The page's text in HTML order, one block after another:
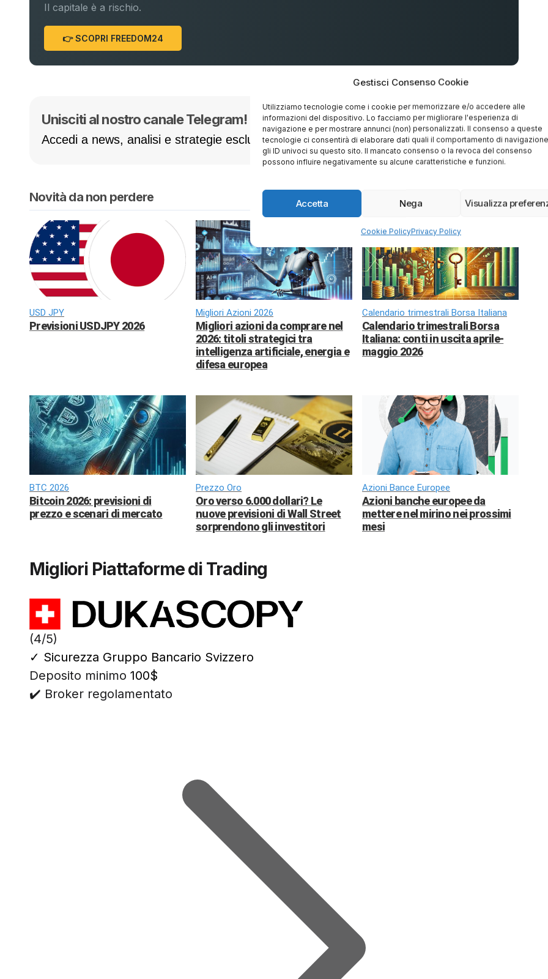
Gestisci Consenso Cookie
Utilizziamo tecnologie come i cookie per memorizzare e/o accedere alle
informazioni del dispositivo. Lo facciamo per migliorare l'esperienza di
navigazione e per mostrare annunci (non) personalizzati. Il consenso a queste
tecnologie ci consentirà di elaborare dati quali il comportamento di
gli ID univoci su questo sito. Il mancato consenso o la revoca del consenso
possono influire negativamente su alcune caratteristiche e funzioni.
Accetta Nega Visualizza
Cookie PolicyPrivacy Policy
Il capitale è a rischio.
👉 SCOPRI FREEDOM24
Unisciti al nostro canale Telegram! 🚀
Accedi a news, analisi e strategie esclusive per i tuoi investimenti 💹
Novità da non perdere
USD JPY
Previsioni USDJPY 2026
Migliori Azioni 2026
Migliori azioni da comprare nel
2026: titoli strategici tra
intelligenza artificiale, energia e
difesa europea
Calendario trimestrali Borsa Italiana
Calendario trimestrali Borsa
Italiana: conti in uscita aprile-
maggio 2026
BTC 2026
Bitcoin 2026: previsioni di
prezzo e scenari di mercato
Prezzo Oro
Oro verso 6.000 dollari? Le
nuove previsioni di Wall Street
sorprendono gli investitori
Azioni Bance Europee
Azioni banche europee da
mettere nel mirino nei prossimi
mesi
Migliori Piattaforme di Trading
(4/5)
✓ Sicurezza Gruppo Bancario Svizzero
Deposito minimo 100$
✔️ Broker regolamentato